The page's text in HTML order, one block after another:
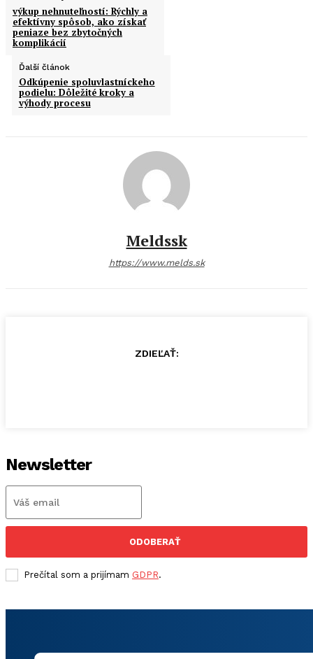
výkup nehnuteľností: Rýchly a
efektívny spôsob, ako získať
peniaze bez zbytočných
komplikácií
Ďalší článok
Odkúpenie spoluvlastníckeho
podielu: Dôležité kroky a
výhody procesu
Meldssk
https://www.melds.sk
ZDIEĽAŤ:
Newsletter
ODOBERAŤ
Prečítal som a prijímam GDPR.